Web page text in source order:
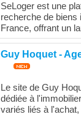
SeLoger est une
recherche de biens
France, offrant un
Guy Hoquet -
Le site de Guy
dédiée à
variés liés à l'achat,